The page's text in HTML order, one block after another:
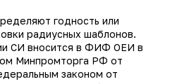
годность или
радиусных шаблонов.
СИ вносится в ФИФ ОЕИ в
Минпромторга РФ от
законом от